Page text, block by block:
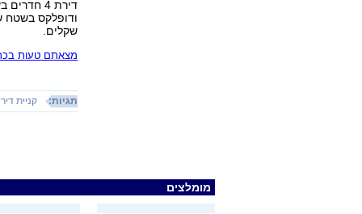
שקלים.
מצאתם טעות
תגיות: קניית
מומלצים